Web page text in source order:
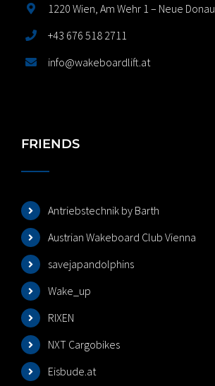
1220 Wien, Am Wehr 1 – Neue Donau
+43 676 518 2711
info@wakeboardlift.at
FRIENDS
Antriebstechnik by Barth
Austrian Wakeboard Club Vienna
savejapandolphins
Wake_up
RIXEN
NXT Cargobikes
Eisbude.at